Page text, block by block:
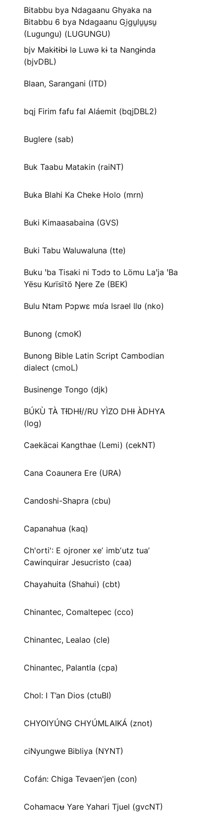
Bitabbu bya Ndagaanu Ghyaka na
Bitabbu 6 bya Ndagaanu Gi̱gu̱lu̱u̱su̱
(Lugungu) (LUGUNGU)
bjv Makɨtɨbɨ lə Luwə kɨ ta Nangɨnda
(bjvDBL)
Blaan, Sarangani (ITD)
bqj Firim fafu fal Aláemit (bqjDBL2)
Buglere (sab)
Buk Taabu Matakin (raiNT)
Buka Blahi Ka Cheke Holo (mrn)
Buki Kimaasabaina (GVS)
Buki Tabu Waluwaluna (tte)
Buku ꞌba Tisaki ni Tɔdɔ to Lömu Laꞌja ꞌBa
Yësu Kurïsïtö Ŋere Ze (BEK)
Bulu Ntam Pɔpwɛ mʋ́a Israel Ɩlʋ (nko)
Bunong (cmoK)
Bunong Bible Latin Script Cambodian
dialect (cmoL)
Businenge Tongo (djk)
BÚKÙ TÀ TƗ́DHƗ́//RU YÌZO DHƗ ÀDHYA
(log)
Caekäcai Kangthae (Lemi) (cekNT)
Cana Coaunera Ere (URA)
Candoshi-Shapra (cbu)
Capanahua (kaq)
Ch'orti': E ojroner xeʼ imbʼutz tuaʼ
Cawinquirar Jesucristo (caa)
Chayahuita (Shahui) (cbt)
Chinantec, Comaltepec (cco)
Chinantec, Lealao (cle)
Chinantec, Palantla (cpa)
Chol: I T’an Dios (ctuBI)
CHYOIYÚNG CHYÚMLAIKÁ (znot)
ciNyungwe Bibliya (NYNT)
Cofán: Chiga Tevaen'jen (con)
Cohamacʉ Yare Yahari Tjuel (gvcNT)